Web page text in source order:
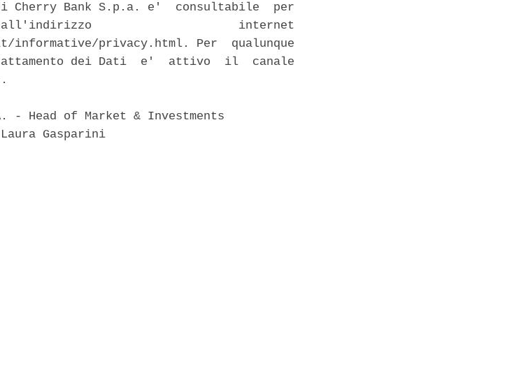
Cherry Bank S.p.a. e'  consultabile  per
internet
informative/privacy.html. Per  qualunque
dei Dati  e'  attivo  il  canale
- Head of Market & Investments
Gasparini